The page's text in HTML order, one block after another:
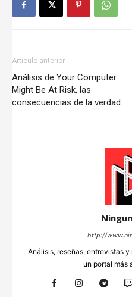
Artículo anterior
Análisis de Your Computer
Might Be At Risk, las
consecuencias de la verdad
http://
Análisis, reseñas, entrevistas
un portal más